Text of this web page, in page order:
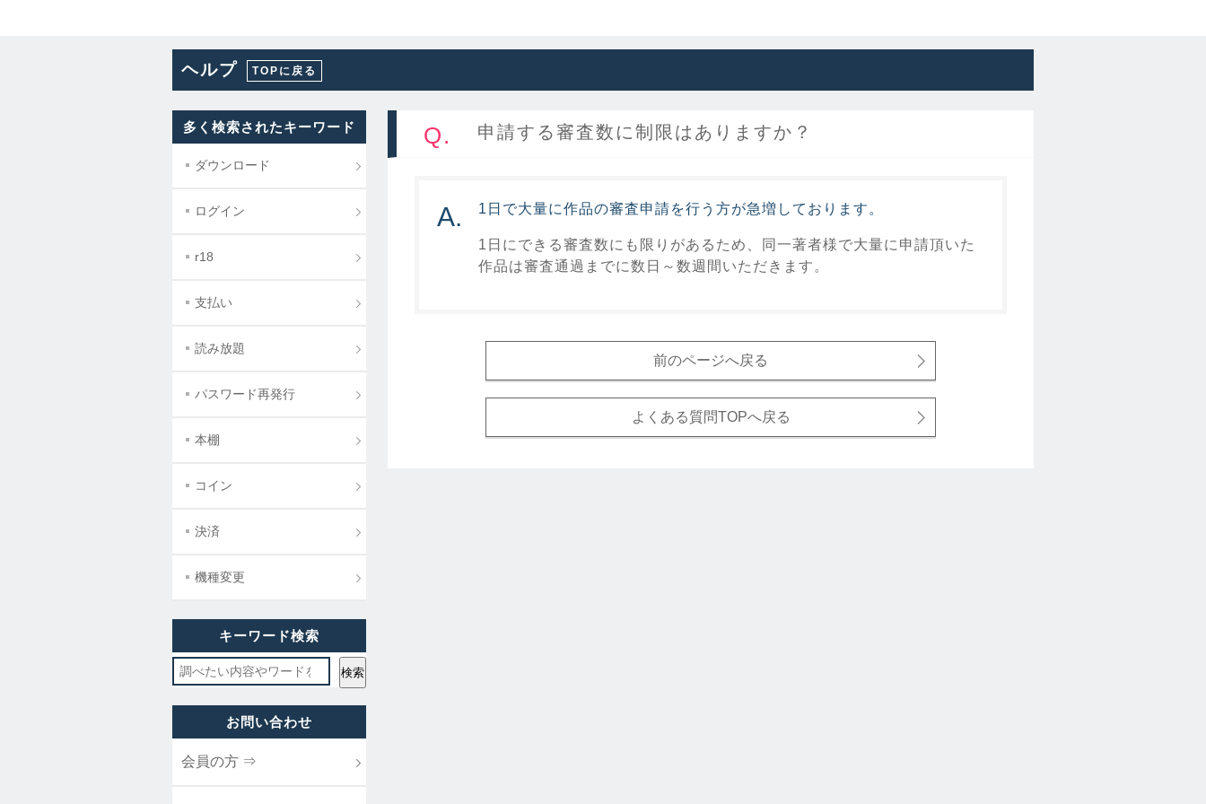
ヘルプ TOPに戻る
Q. 申請する審査数に制限はありますか？
A. 1日で大量に作品の審査申請を行う方が急増しております。
1日にできる審査数にも限りがあるため、同一著者様で大量に申請頂いた
作品は審査通過までに数日～数週間いただきます。
前のページへ戻る
よくある質問TOPへ戻る
多く検索されたキーワード
ダウンロード
ログイン
r18
支払い
読み放題
パスワード再発行
本棚
コイン
決済
機種変更
キーワード検索
お問い合わせ
会員の方 ⇒